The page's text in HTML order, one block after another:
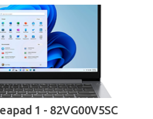
1 - 82VG00V5SC